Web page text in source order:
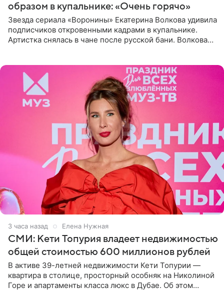
образом в купальнике: «Очень горячо»
Звезда сериала «Воронины» Екатерина Волкова удивила
подписчиков откровенными кадрами в купальнике.
Артистка снялась в чане после русской бани. Волкова
3 часа назад Елена Нужная
СМИ: Кети Топурия владеет недвижимостью
общей стоимостью 600 миллионов рублей
В активе 39-летней недвижимости Кети Топурии —
квартира в столице, просторный особняк на Николиной
Горе и апартаменты класса люкс в Дубае. Об этом